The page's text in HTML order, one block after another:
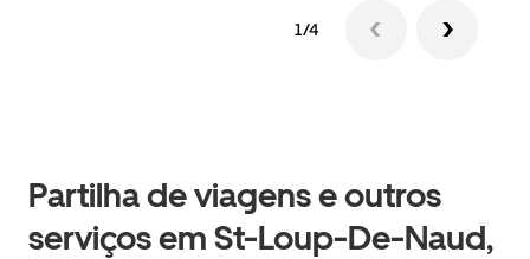
1/4
Partilha de viagens e outros
serviços em St-Loup-De-Naud,